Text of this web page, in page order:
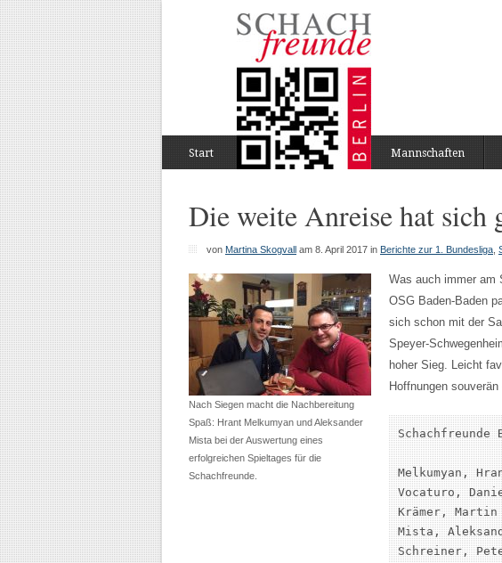
Start Mannschaften
Die weite Anreise hat sich
von Martina Skogvall am 8. April 2017 in Berichte zur 1. Bundesliga
Nach Siegen macht die Nachbereitung
Spaß: Hrant Melkumyan und Aleksander
Mista bei der Auswertung eines
erfolgreichen Spieltages für die
Schachfreunde.
Was auch immer am
OSG Baden-Baden
sich schon mit der
Speyer-
hoher Sieg. Leicht
Hoffnungen
Melkumyan,
Vocaturo,
Krämer,
Mista,
Schreiner,